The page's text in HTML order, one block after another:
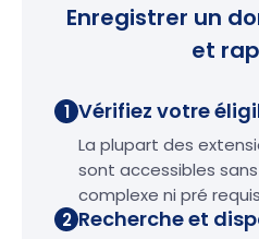
Enregistrer un
et
1 Vérifiez votre
La plupart des
sont accessibles
complexe ni pré
2 Recherche et